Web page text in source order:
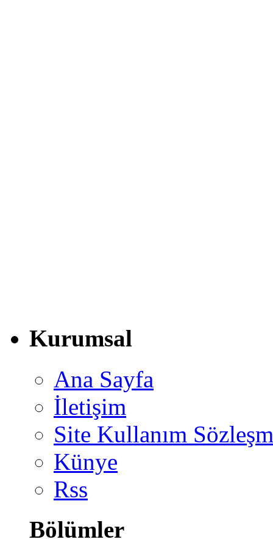
Kurumsal
Ana Sayfa
İletişim
Site Kullanım
Künye
Rss
Bölümler